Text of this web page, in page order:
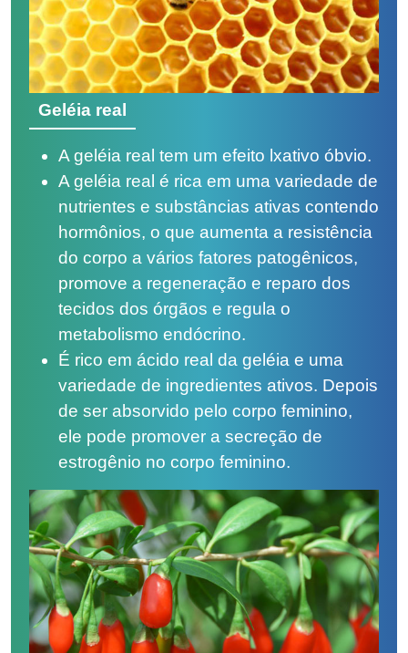
Geléia real
A geléia real tem um efeito lxativo óbvio.
A geléia real é rica em uma variedade de
nutrientes e substâncias ativas contendo
hormônios, o que aumenta a resistência
do corpo a vários fatores patogênicos,
promove a regeneração e reparo dos
tecidos dos órgãos e regula o
metabolismo endócrino.
É rico em ácido real da geléia e uma
variedade de ingredientes ativos. Depois
de ser absorvido pelo corpo feminino,
ele pode promover a secreção de
estrogênio no corpo feminino.